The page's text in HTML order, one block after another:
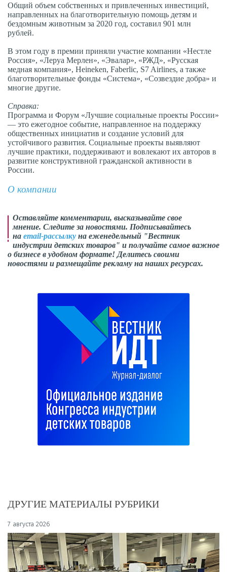
Общий объем собственных и привлеченных инвестиций,
направленных на бла­готворительную помощь детям и
бездомным животным за 2020 год, составил 901 млн
рублей.
В этом году в премии приняли участие компании «Нестле
Россия», «Леруа Мерлен», «Эвалар», «РЖД», «Русская
медная компания», Heineken, Faberlic, S7 Airlines, а также
благотворительные фонды «Система», «Созвездие добра» и
многие другие.
Справка:
Программа и Форум «Лучшие социальные проекты России»
— это ежегодное событие, направленное на поддержку
общественных инициатив и создание условий для
устойчивого развития. Социальные проекты выявляют
лучшие практики, поддерживают и вовлекают их авторов в
развитие конструктивной гражданской активности в
России.
О компании
Оставляйте комментарии, высказывайте свое
мнение. Следите за новостями. Подписывайтесь
на email-рассылку на еженедельный "Вестник
индустрии детских товаров" и получайте самое важное
о бизнесе в удобном формате! Делитесь своими
новостями и размещайте рекламу на наших ресурсах.
ДРУГИЕ МАТЕРИАЛЫ РУБРИКИ
7 августа 2026